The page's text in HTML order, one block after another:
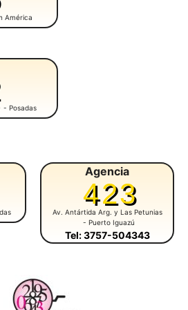
América
- Posadas
Agencia
423
Av. Antártida Arg. y Las Petunias
- Puerto Iguazú
Tel: 3757-504343